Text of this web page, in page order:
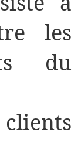
les
du